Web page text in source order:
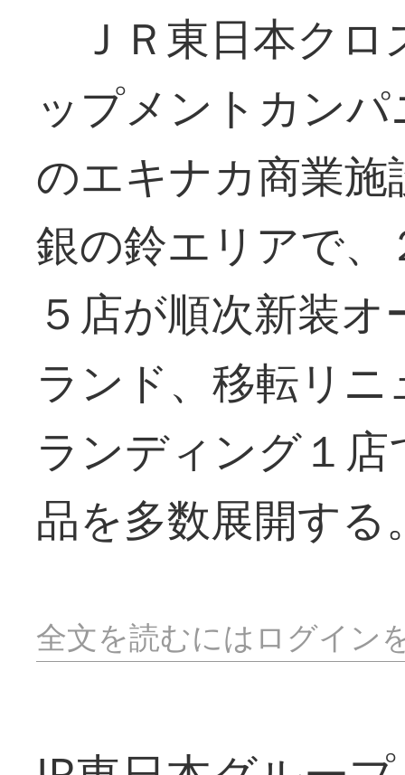
ＪＲ東日本クロ
ップメントカン
のエキナカ商業
銀の鈴エリアで
５店が順次新装
ランド、移転リ
ランディング１
品を多数展開する
全文を読むにはログイン